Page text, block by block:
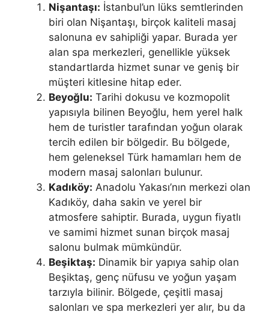
Nişantaşı: İstanbul’un lüks semtlerinden
biri olan Nişantaşı, birçok kaliteli masaj
salonuna ev sahipliği yapar. Burada yer
alan spa merkezleri, genellikle yüksek
standartlarda hizmet sunar ve geniş bir
müşteri kitlesine hitap eder.
Beyoğlu: Tarihi dokusu ve kozmopolit
yapısıyla bilinen Beyoğlu, hem yerel halk
hem de turistler tarafından yoğun olarak
tercih edilen bir bölgedir. Bu bölgede,
hem geleneksel Türk hamamları hem de
modern masaj salonları bulunur.
Kadıköy: Anadolu Yakası’nın merkezi olan
Kadıköy, daha sakin ve yerel bir
atmosfere sahiptir. Burada, uygun fiyatlı
ve samimi hizmet sunan birçok masaj
salonu bulmak mümkündür.
Beşiktaş: Dinamik bir yapıya sahip olan
Beşiktaş, genç nüfusu ve yoğun yaşam
tarzıyla bilinir. Bölgede, çeşitli masaj
salonları ve spa merkezleri yer alır, bu da